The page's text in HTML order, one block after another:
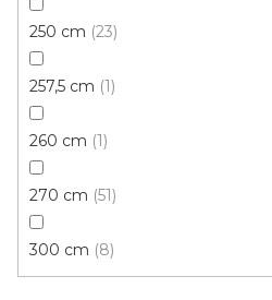
250 cm 23
257,5 cm 1
260 cm 1
270 cm 51
300 cm 8
Koncovka levá